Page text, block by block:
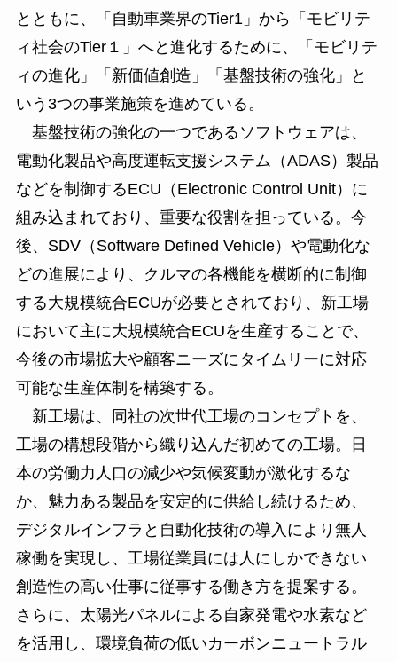
とともに、「自動車業界のTier1」から「モビリテ
ィ社会のTier１」へと進化するために、「モビリテ
ィの進化」「新価値創造」「基盤技術の強化」と
いう3つの事業施策を進めている。
基盤技術の強化の一つであるソフトウェアは、
電動化製品や高度運転支援システム（ADAS）製品
などを制御するECU（Electronic Control Unit）に
組み込まれており、重要な役割を担っている。今
後、SDV（Software Defined Vehicle）や電動化な
どの進展により、クルマの各機能を横断的に制御
する大規模統合ECUが必要とされており、新工場
において主に大規模統合ECUを生産することで、
今後の市場拡大や顧客ニーズにタイムリーに対応
可能な生産体制を構築する。
新工場は、同社の次世代工場のコンセプトを、
工場の構想段階から織り込んだ初めての工場。日
本の労働力人口の減少や気候変動が激化するな
か、魅力ある製品を安定的に供給し続けるため、
デジタルインフラと自動化技術の導入により無人
稼働を実現し、工場従業員には人にしかできない
創造性の高い仕事に従事する働き方を提案する。
さらに、太陽光パネルによる自家発電や水素など
を活用し、環境負荷の低いカーボンニュートラル